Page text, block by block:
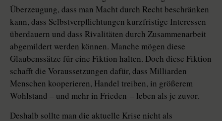
Überzeugung, dass man Macht durch Recht beschränken
kann, dass Selbstverpflichtungen kurzfristige Interessen
überdauern und dass Rivalitäten durch Zusammenarbeit
abgemildert werden können. Manche mögen diese
Glaubenssätze für eine Fiktion halten. Doch diese Fik­tion
schafft die Voraussetzungen dafür, dass Milliarden
Menschen kooperieren, Handel treiben, in größerem
Wohlstand – und mehr in ­Frieden – ­leben als je zuvor.
Deshalb sollte man die aktuelle Krise nicht als